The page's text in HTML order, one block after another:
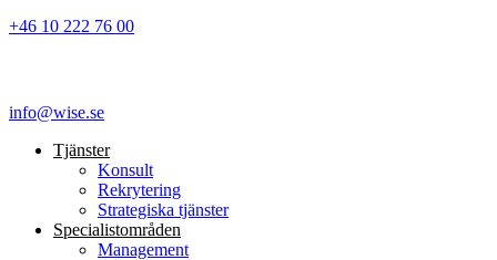
+46 10 222 76 00
info@wise.se
Tjänster
Konsult
Rekrytering
Strategiska tjänster
Specialist­områden
Management